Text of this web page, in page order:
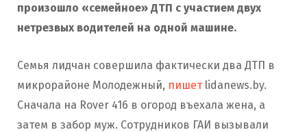
произошло «семейное» ДТП с участием двух
нетрезвых водителей на одной машине.
Семья лидчан совершила фактически два ДТП в
микрорайоне Молодежный, пишетlidanews.by.
Сначала на Rover 416 в огород въехала жена, а
затем в забор муж. Сотрудников ГАИ вызывали